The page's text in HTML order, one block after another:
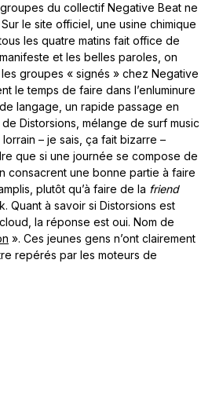
du collectif Negative Beat ne
le site officiel, une usine chimique
les quatre matins fait office de
et les belles paroles, on
les groupes « signés » chez Negative
le temps de faire dans l’enluminure
langage, un rapide passage en
Distorsions, mélange de surf music
– je sais, ça fait bizarre –
que si une journée se compose de
consacrent une bonne partie à faire
plutôt qu’à faire de la friend
Quant à savoir si Distorsions est
la réponse est oui. Nom de
». Ces jeunes gens n’ont clairement
repérés par les moteurs de